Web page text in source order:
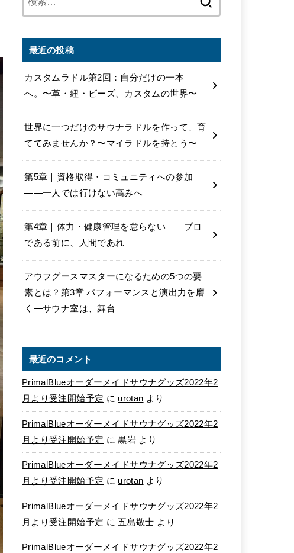
最近の投稿
カスタムラドル第2回：自分だけの一本
へ。〜革・紐・ビーズ、カスタムの世界〜
世界に一つだけのサウナラドルを作って、育
ててみませんか？〜マイラドルを持とう〜
第5章｜資格取得・コミュニティへの参加
――一人では行けない高みへ
第4章｜体力・健康管理を怠らない――プロ
である前に、人間であれ
アウフグースマスターになるための5つの要
素とは？第3章 パフォーマンスと演出力を磨
く―サウナ室は、舞台
最近のコメント
PrimalBlueオーダーメイドサウナグッズ2022年2
月より受注開始予定 に urotan より
PrimalBlueオーダーメイドサウナグッズ2022年2
月より受注開始予定 に黒岩 より
PrimalBlueオーダーメイドサウナグッズ2022年2
月より受注開始予定 に urotan より
PrimalBlueオーダーメイドサウナグッズ2022年2
月より受注開始予定 に 五島敬士 より
PrimalBlueオーダーメイドサウナグッズ2022年2